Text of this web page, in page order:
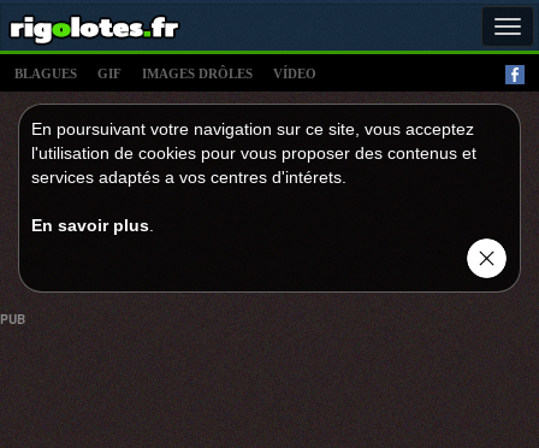
BLAGUES GIF IMAGES DRÔLES VÍDEO
En poursuivant votre navigation sur ce site, vous acceptez
l'utilisation de cookies pour vous proposer des contenus et
services adaptés a vos centres d'intérets.
En savoir plus
PUB